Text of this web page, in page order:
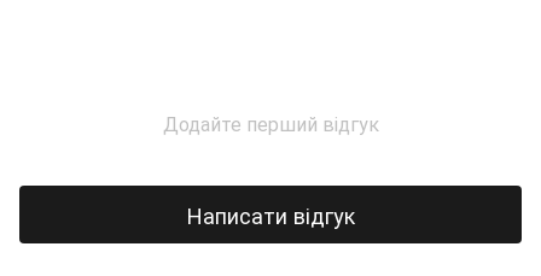
Додайте перший відгук
Написати відгук